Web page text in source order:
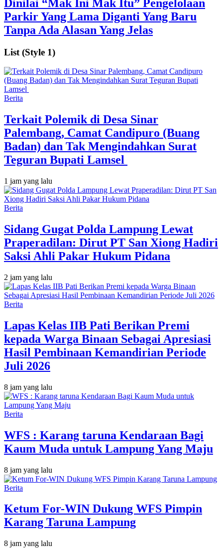
Dinilai “Mak Ini Mak Itu” Pengelolaan
Parkir Yang Lama Diganti Yang Baru
Tanpa Ada Alasan Yang Jelas
List (Style 1)
Berita
Terkait Polemik di Desa Sinar
Palembang, Camat Candipuro (Buang
Badan) dan Tak Mengindahkan Surat
Teguran Bupati Lamsel ‎
1 jam yang lalu
Berita
Sidang Gugat Polda Lampung Lewat
Praperadilan: Dirut PT San Xiong Hadiri
Saksi Ahli Pakar Hukum Pidana
2 jam yang lalu
Berita
Lapas Kelas IIB Pati Berikan Premi
kepada Warga Binaan Sebagai Apresiasi
Hasil Pembinaan Kemandirian Periode
Juli 2026
8 jam yang lalu
Berita
WFS : Karang taruna Kendaraan Bagi
Kaum Muda untuk Lampung Yang Maju
8 jam yang lalu
Berita
Ketum For-WIN Dukung WFS Pimpin
Karang Taruna Lampung
8 jam yang lalu